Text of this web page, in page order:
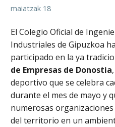
maiatzak 18
El Colegio Oficial de
Industriales de Gipuzkoa ha
participado en la ya
de Empresas de Donostia
deportivo que se celebra
durante el mes de mayo y
numerosas
del territorio en un